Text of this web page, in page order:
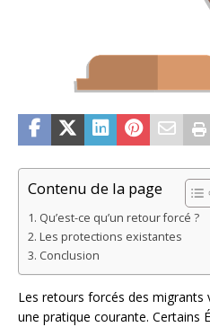
Contenu de la page
Qu’est-ce qu’un retour forcé ?
Les protections existantes
Conclusion
Les retours forcés des migrants
une pratique courante. Certains